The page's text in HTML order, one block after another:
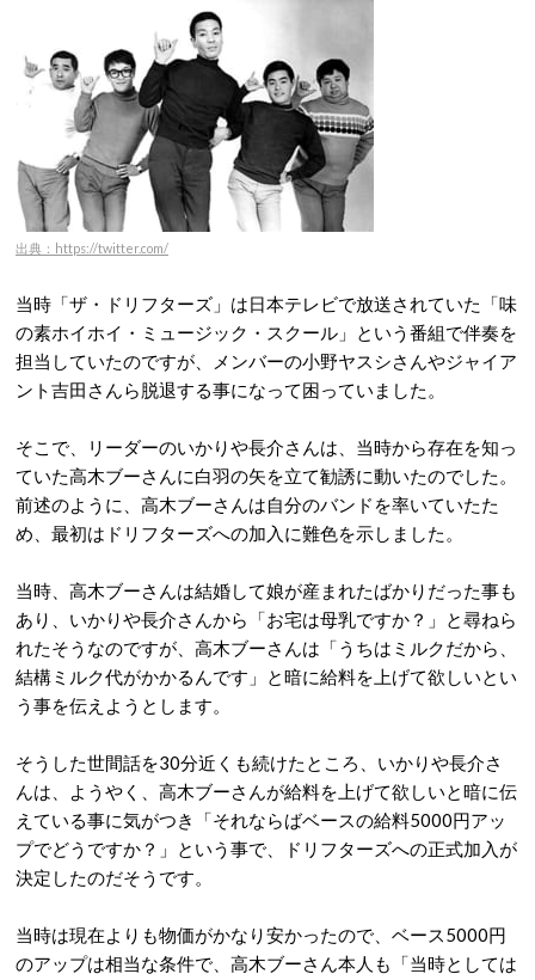
出典：https://twitter.com/
当時「ザ・ドリフターズ」は日本テレビで放送されていた「味
の素ホイホイ・ミュージック・スクール」という番組で伴奏を
担当していたのですが、メンバーの小野ヤスシさんやジャイア
ント吉田さんら脱退する事になって困っていました。
そこで、リーダーのいかりや長介さんは、当時から存在を知っ
ていた高木ブーさんに白羽の矢を立て勧誘に動いたのでした。
前述のように、高木ブーさんは自分のバンドを率いていたた
め、最初はドリフターズへの加入に難色を示しました。
当時、高木ブーさんは結婚して娘が産まれたばかりだった事も
あり、いかりや長介さんから「お宅は母乳ですか？」と尋ねら
れたそうなのですが、高木ブーさんは「うちはミルクだから、
結構ミルク代がかかるんです」と暗に給料を上げて欲しいとい
う事を伝えようとします。
そうした世間話を30分近くも続けたところ、いかりや長介さ
んは、ようやく、高木ブーさんが給料を上げて欲しいと暗に伝
えている事に気がつき「それならばベースの給料5000円アッ
プでどうですか？」という事で、ドリフターズへの正式加入が
決定したのだそうです。
当時は現在よりも物価がかなり安かったので、ベース5000円
のアップは相当な条件で、高木ブーさん本人も「当時としては